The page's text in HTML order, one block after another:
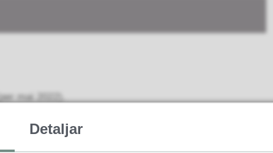
mai 2022).
Detaljar